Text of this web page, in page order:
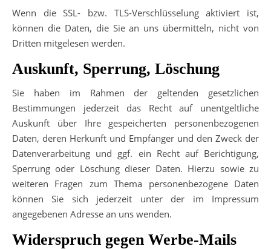
Wenn die SSL- bzw. TLS-Verschlüsselung aktiviert ist,
können die Daten, die Sie an uns übermitteln, nicht von
Dritten mitgelesen werden.
Auskunft, Sperrung, Löschung
Sie haben im Rahmen der geltenden gesetzlichen
Bestimmungen jederzeit das Recht auf unentgeltliche
Auskunft über Ihre gespeicherten personenbezogenen
Daten, deren Herkunft und Empfänger und den Zweck der
Datenverarbeitung und ggf. ein Recht auf Berichtigung,
Sperrung oder Löschung dieser Daten. Hierzu sowie zu
weiteren Fragen zum Thema personenbezogene Daten
können Sie sich jederzeit unter der im Impressum
angegebenen Adresse an uns wenden.
Widerspruch gegen Werbe-Mails